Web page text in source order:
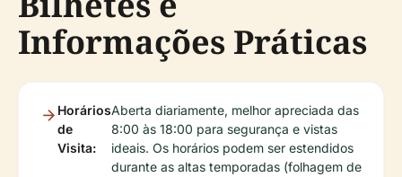
Informações Práticas
Horários
de
Visita:
Aberta diariamente, melhor apreciada das
8:00 às 18:00 para segurança e vistas
ideais. Os horários podem ser estendidos
durante as altas temporadas (folhagem de